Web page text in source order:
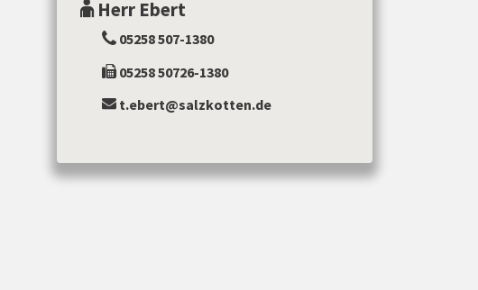
Herr Ebert
05258 507-1380
05258 50726-1380
t.ebert@salzkotten.de